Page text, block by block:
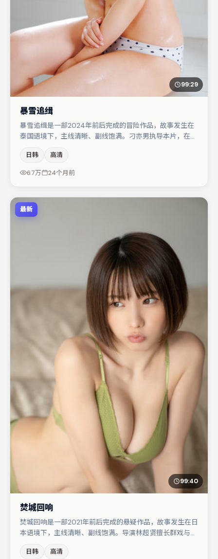
99:29
暴雪追缉
暴雪追缉是一部2024年前后完成的冒险作品，故事发生在
泰国语境下，主线清晰、副线饱满。刁亦男执导本片，在场
主演阵容包括白宇、马丽、胡歌等，角色动机前后呼应，适
合喜欢抠台词与伏笔的观众。整体完成度较高，适合周末一
日韩 高清
6.7万 24个月前
最新
99:40
焚城回响
焚城回响是一部2021年前后完成的悬疑作品，故事发生在日
本语境下，主线清晰、副线饱满。导演林超贤擅长群戏与空
中承担叙事驱动，大鹏、木村拓哉分别提供反差与喜剧/悬
日韩 高清